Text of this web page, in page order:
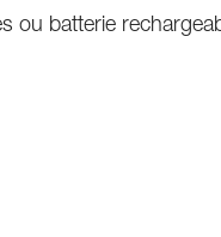
ou batterie